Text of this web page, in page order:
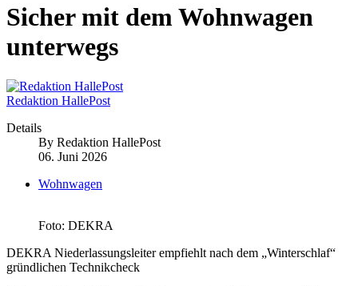
Sicher mit dem Wohnwagen
unterwegs
Redaktion HallePost
Details
By Redaktion HallePost
06. Juni 2026
Wohnwagen
Foto: DEKRA
DEKRA Niederlassungsleiter empfiehlt nach dem „Winterschlaf“
gründlichen Technikcheck